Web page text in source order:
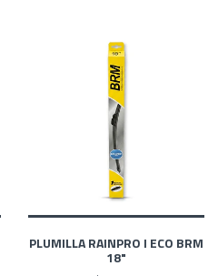
PLUMILLA RAINPRO I ECO BRM
18"